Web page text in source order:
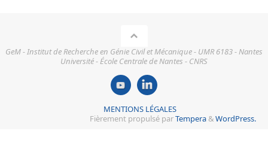
GeM - Institut de Recherche en Génie Civil et Mécanique - UMR 6183 - Nantes
Université - École Centrale de Nantes - CNRS
MENTIONS LÉGALES
Fièrement propulsé parTempera &WordPress.